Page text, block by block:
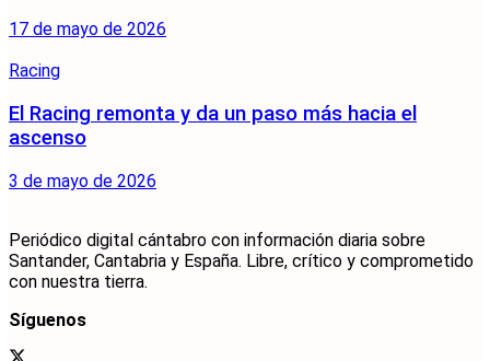
17 de mayo de 2026
Racing
El Racing remonta y da un paso más hacia el
ascenso
3 de mayo de 2026
Periódico digital cántabro con información diaria sobre
Santander, Cantabria y España. Libre, crítico y comprometido
con nuestra tierra.
Síguenos